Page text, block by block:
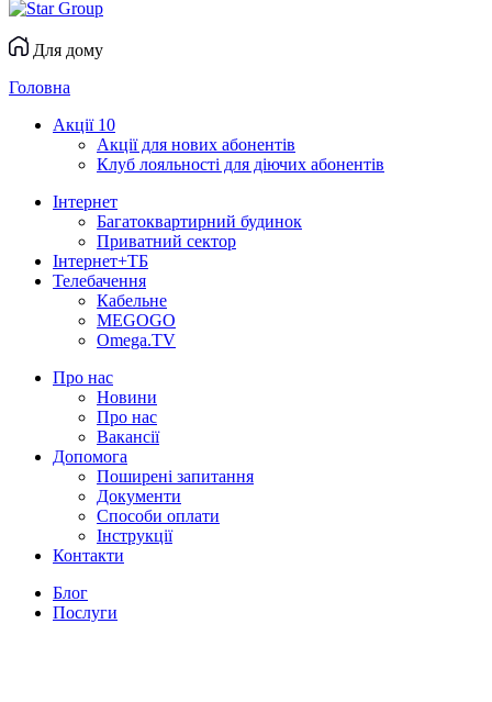
Для дому
Головна
Акції 10
Акції для нових абонентів
Клуб лояльності для діючих абонентів
Інтернет
Багатоквартирний будинок
Приватний сектор
Інтернет+ТБ
Телебачення
Кабельне
MEGOGO
Omega.TV
Про нас
Новини
Про нас
Вакансії
Допомога
Поширені запитання
Документи
Способи оплати
Інструкції
Контакти
Блог
Послуги